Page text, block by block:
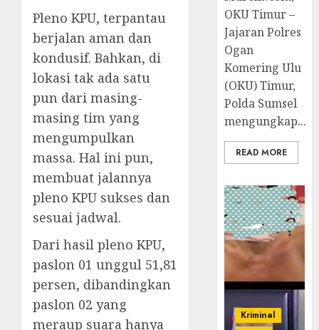
Pleno KPU, terpantau
berjalan aman dan
kondusif. Bahkan, di
lokasi tak ada satu
pun dari masing-
masing tim yang
mengumpulkan
massa. Hal ini pun,
membuat jalannya
pleno KPU sukses dan
sesuai jadwal.
Dari hasil pleno KPU,
paslon 01 unggul 51,81
persen, dibandingkan
paslon 02 yang
meraup suara hanya
OKU Timur –
Jajaran Polres
Ogan
Komering Ulu
(OKU) Timur,
Polda Sumsel
mengungkap...
READ MORE
Kriminal